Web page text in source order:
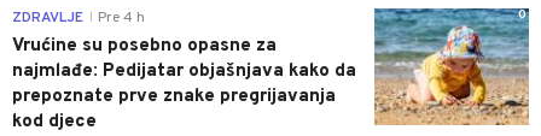
0
ZDRAVLJE Pre 4 h
Vrućine su posebno opasne za
najmlađe: Pedijatar objašnjava kako da
prepoznate prve znake pregrijavanja
kod djece